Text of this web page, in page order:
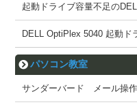
起動ドライブ容量不足の
DELL OptiPlex 5040 起動ド
パソコン教室
サンダーバード メール操